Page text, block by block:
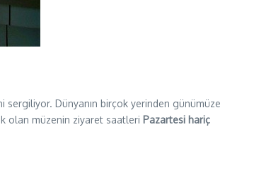
sergiliyor. Dünyanın birçok yerinden günümüze
olan müzenin ziyaret saatleri Pazartesi hariç